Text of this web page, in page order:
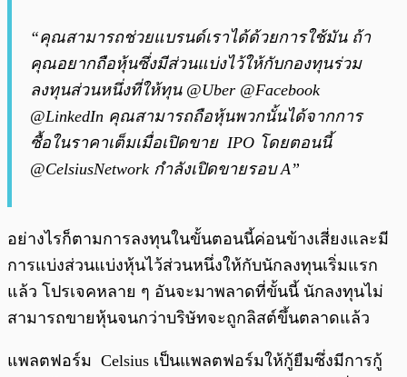
“คุณสามารถช่วยแบรนด์เราได้ด้วยการใช้มัน ถ้า
คุณอยากถือหุ้นซึ่งมีส่วนแบ่งไว้ให้กับกองทุนร่วม
ลงทุนส่วนหนึ่งที่ให้ทุน @Uber @Facebook
@LinkedIn คุณสามารถถือหุ้นพวกนั้นได้จากการ
ซื้อในราคาเต็มเมื่อเปิดขาย IPO โดยตอนนี้
@CelsiusNetwork กำลังเปิดขายรอบ A”
อย่างไรก็ตามการลงทุนในขั้นตอนนี้ค่อนข้างเสี่ยงและมี
การแบ่งส่วนแบ่งหุ้นไว้ส่วนหนึ่งให้กับนักลงทุนเริ่มแรก
แล้ว โปรเจคหลาย ๆ อันจะมาพลาดที่ขั้นนี้ นักลงทุนไม่
สามารถขายหุ้นจนกว่าบริษัทจะถูกลิสต์ขึ้นตลาดแล้ว
แพลตฟอร์ม Celsius เป็นแพลตฟอร์มให้กู้ยืมซึ่งมีการกู้